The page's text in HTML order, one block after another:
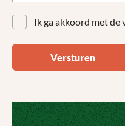
Ik ga akkoord met de
Versturen